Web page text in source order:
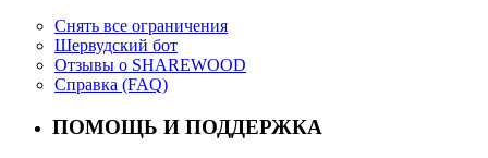
Снять все ограничения
Шервудский бот
Отзывы о SHAREWOOD
Справка (FAQ)
ПОМОЩЬ И ПОДДЕРЖКА